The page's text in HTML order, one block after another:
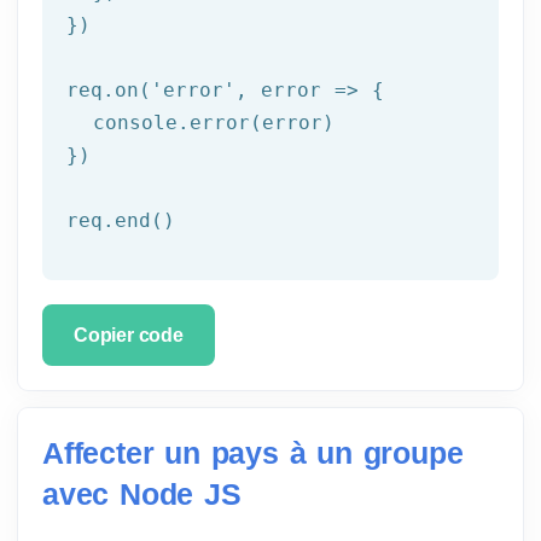
})
req.on(' error ', error => {
  console.error(error)
})
req.end()
Copier code
Affecter un pays à un groupe
avec Node JS